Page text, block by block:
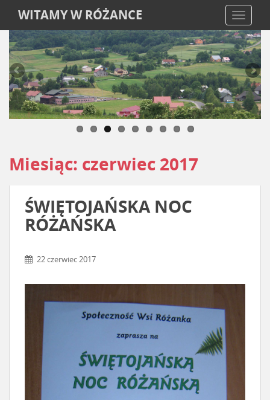
WITAMY W RÓŻANCE
Miesiąc: czerwiec 2017
ŚWIĘTOJAŃSKA NOC
RÓŻAŃSKA
22 czerwiec 2017